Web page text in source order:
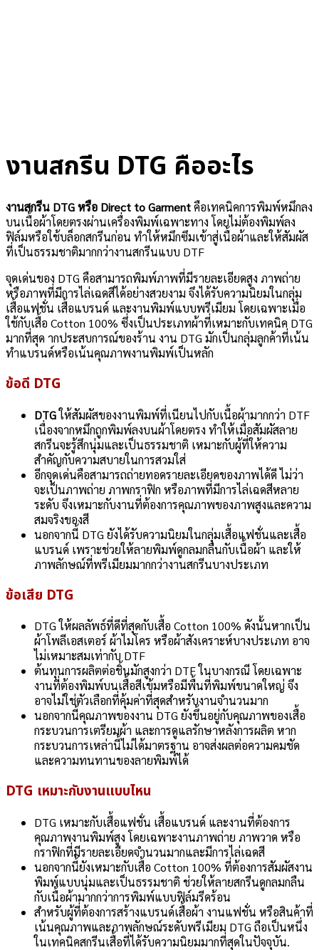
งานสกรีน DTG คืออะไร
งานสกรีน DTG หรือ Direct to Garmentคือเทคนิคการพิมพ์หมึกลง
บนเนื้อผ้าโดยตรงผ่านเครื่องพิมพ์เฉพาะทาง โดยไม่ต้องพิมพ์ลง
ฟิล์มหรือใช้บล็อกสกรีนก่อน ทำให้หมึกซึมเข้าสู่เนื้อผ้าและให้สัมผัส
ที่เป็นธรรมชาติมากกว่างานสกรีนแบบ DTF
จุดเด่นของ DTG คือสามารถพิมพ์ภาพที่มีรายละเอียดสูง ภาพถ่าย
หรือภาพที่มีการไล่เฉดสีได้อย่างสวยงาม จึงได้รับความนิยมในกลุ่ม
เสื้อแฟชั่น เสื้อแบรนด์ และงานพิมพ์แบบพรีเมียม โดยเฉพาะเมื่อ
ใช้กับเสื้อ Cotton 100% ซึ่งเป็นประเภทผ้าที่เหมาะกับเทคนิค DTG
มากที่สุด ากประสบการณ์ของร้าน งาน DTG มักเป็นกลุ่มลูกค้าที่เน้น
ทำแบรนด์หรือเน้นคุณภาพงานพิมพ์เป็นหลัก
ข้อดี DTG
DTGให้สัมผัสของงานพิมพ์ที่เนียนไปกับเนื้อผ้ามากกว่า DTF
เนื่องจากหมึกถูกพิมพ์ลงบนผ้าโดยตรง ทำให้เมื่อสัมผัสลาย
สกรีนจะรู้สึกนุ่มและเป็นธรรมชาติ เหมาะกับผู้ที่ให้ความ
สำคัญกับความสบายในการสวมใส่
อีกจุดเด่นคือสามารถถ่ายทอดรายละเอียดของภาพได้ดี ไม่ว่า
จะเป็นภาพถ่าย ภาพกราฟิก หรือภาพที่มีการไล่เฉดสีหลาย
ระดับ จึงเหมาะกับงานที่ต้องการคุณภาพของภาพสูงและความ
สมจริงของสี
นอกจากนี้ DTG ยังได้รับความนิยมในกลุ่มเสื้อแฟชั่นและเสื้อ
แบรนด์ เพราะช่วยให้ลายพิมพ์ดูกลมกลืนกับเนื้อผ้า และให้
ภาพลักษณ์ที่พรีเมียมมากกว่างานสกรีนบางประเภท
ข้อเสีย DTG
DTG ให้ผลลัพธ์ที่ดีที่สุดกับเสื้อ Cotton 100% ดังนั้นหากเป็น
ผ้าโพลีเอสเตอร์ ผ้าไมโคร หรือผ้าสังเคราะห์บางประเภท อาจ
ไม่เหมาะสมเท่ากับ DTF
ต้นทุนการผลิตต่อชิ้นมักสูงกว่า DTF ในบางกรณี โดยเฉพาะ
งานที่ต้องพิมพ์บนเสื้อสีเข้มหรือมีพื้นที่พิมพ์ขนาดใหญ่ จึง
อาจไม่ใช่ตัวเลือกที่คุ้มค่าที่สุดสำหรับงานจำนวนมาก
นอกจากนี้คุณภาพของงาน DTG ยังขึ้นอยู่กับคุณภาพของเสื้อ
กระบวนการเตรียมผ้า และการดูแลรักษาหลังการผลิต หาก
กระบวนการเหล่านี้ไม่ได้มาตรฐาน อาจส่งผลต่อความคมชัด
และความทนทานของลายพิมพ์ได้
DTG เหมาะกับงานแบบไหน
DTG เหมาะกับเสื้อแฟชั่น เสื้อแบรนด์ และงานที่ต้องการ
คุณภาพงานพิมพ์สูง โดยเฉพาะงานภาพถ่าย ภาพวาด หรือ
กราฟิกที่มีรายละเอียดจำนวนมากและมีการไล่เฉดสี
นอกจากนี้ยังเหมาะกับเสื้อ Cotton 100% ที่ต้องการสัมผัสงาน
พิมพ์แบบนุ่มและเป็นธรรมชาติ ช่วยให้ลายสกรีนดูกลมกลืน
กับเนื้อผ้ามากกว่าการพิมพ์แบบฟิล์มรีดร้อน
สำหรับผู้ที่ต้องการสร้างแบรนด์เสื้อผ้า งานแฟชั่น หรือสินค้าที่
เน้นคุณภาพและภาพลักษณ์ระดับพรีเมียม DTG ถือเป็นหนึ่ง
ในเทคนิคสกรีนเสื้อที่ได้รับความนิยมมากที่สุดในปัจจุบัน.